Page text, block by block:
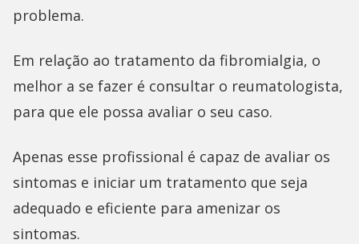
problema.
Em relação ao tratamento da fibromialgia, o
melhor a se fazer é consultar o reumatologista,
para que ele possa avaliar o seu caso.
Apenas esse profissional é capaz de avaliar os
sintomas e iniciar um tratamento que seja
adequado e eficiente para amenizar os
sintomas.